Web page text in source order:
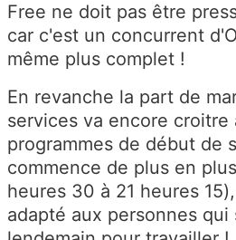
Free ne doit pas être
car c'est un concurrent
même plus complet !
En revanche la part de
services va encore croitre
programmes de début de
commence de plus en
heures 30 à 21 heures
adapté aux personnes qui